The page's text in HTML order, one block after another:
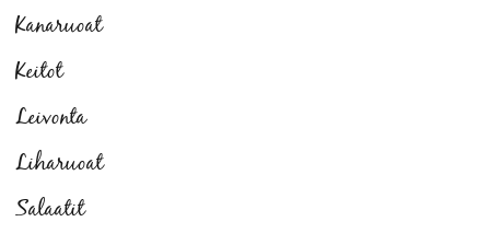
Kanaruoat
Keitot
Leivonta
Liharuoat
Salaatit